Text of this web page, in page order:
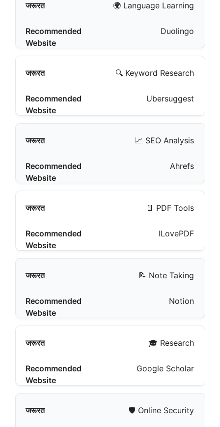
🌍 Language Learning
Duolingo
🔍 Keyword Research
Ubersuggest
📈 SEO Analysis
Ahrefs
📄 PDF Tools
ILovePDF
📝 Note Taking
Notion
🎓 Research
Google Scholar
🛡️ Online Security